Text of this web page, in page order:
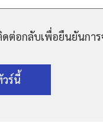
ต่อกลับเพื่อยืนยันกา
ร์นี้